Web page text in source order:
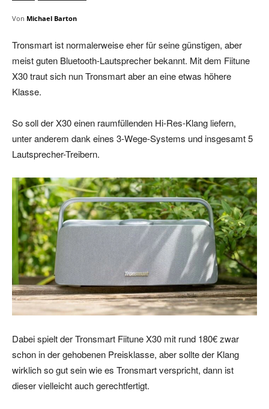
Von Michael Barton
Tronsmart ist normalerweise eher für seine günstigen, aber
meist guten Bluetooth-Lautsprecher bekannt. Mit dem Fiitune
X30 traut sich nun Tronsmart aber an eine etwas höhere
Klasse.
So soll der X30 einen raumfüllenden Hi-Res-Klang liefern,
unter anderem dank eines 3-Wege-Systems und insgesamt 5
Lautsprecher-Treibern.
Dabei spielt der Tronsmart Fiitune X30 mit rund 180€ zwar
schon in der gehobenen Preisklasse, aber sollte der Klang
wirklich so gut sein wie es Tronsmart verspricht, dann ist
dieser vielleicht auch gerechtfertigt.